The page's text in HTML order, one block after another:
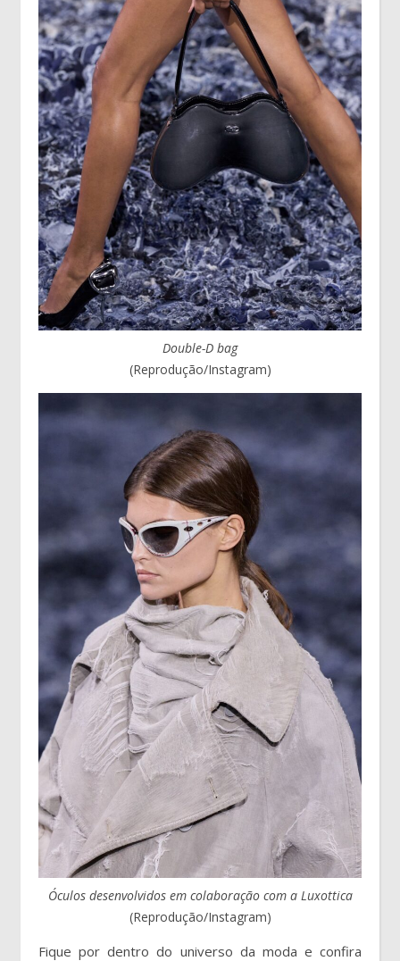
Double-D bag
(Reprodução/Instagram)
Óculos desenvolvidos em colaboração com a Luxottica
(Reprodução/Instagram)
Fique por dentro do universo da moda e confira